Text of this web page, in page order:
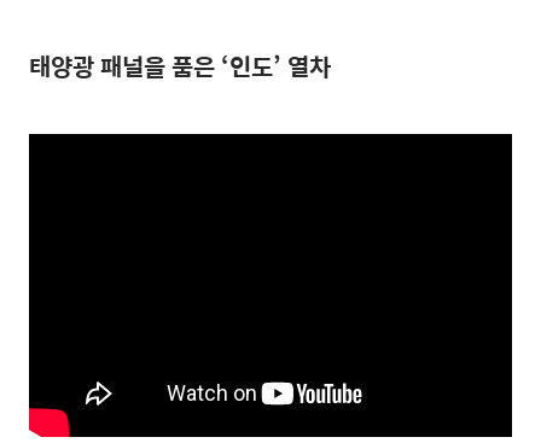
태양광 패널을 품은 ‘인도’ 열차